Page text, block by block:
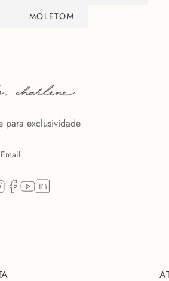
MOLETOM
para exclusividade